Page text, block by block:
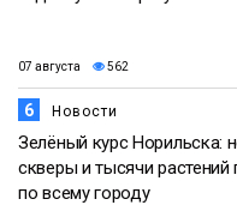
07 августа 562
6 Новости
Зелёный курс Норильска:
скверы и тысячи растений
по всему городу